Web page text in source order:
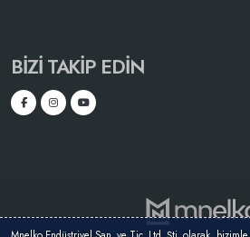
BIZI TAKIP EDIN